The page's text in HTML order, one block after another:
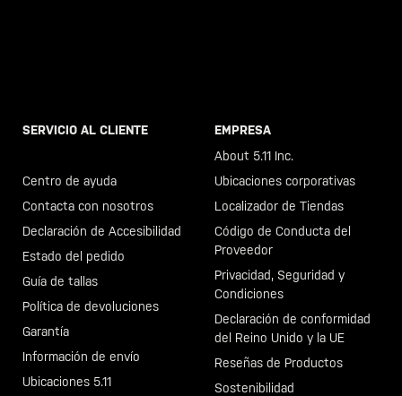
SERVICIO AL CLIENTE
Centro de ayuda
Contacta con nosotros
Declaración de Accesibilidad
Estado del pedido
Guía de tallas
Política de devoluciones
Garantía
Información de envío
Ubicaciones 5.11
EMPRESA
About 5.11 Inc.
Ubicaciones corporativas
Localizador de Tiendas
Código de Conducta del
Proveedor
Privacidad, Seguridad y
Condiciones
Declaración de conformidad
del Reino Unido y la UE
Reseñas de Productos
Sostenibilidad